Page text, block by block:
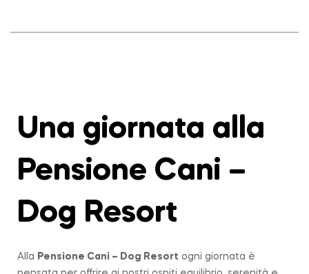
Una giornata alla
Pensione Cani –
Dog Resort
Alla Pensione Cani – Dog Resort ogni giornata è